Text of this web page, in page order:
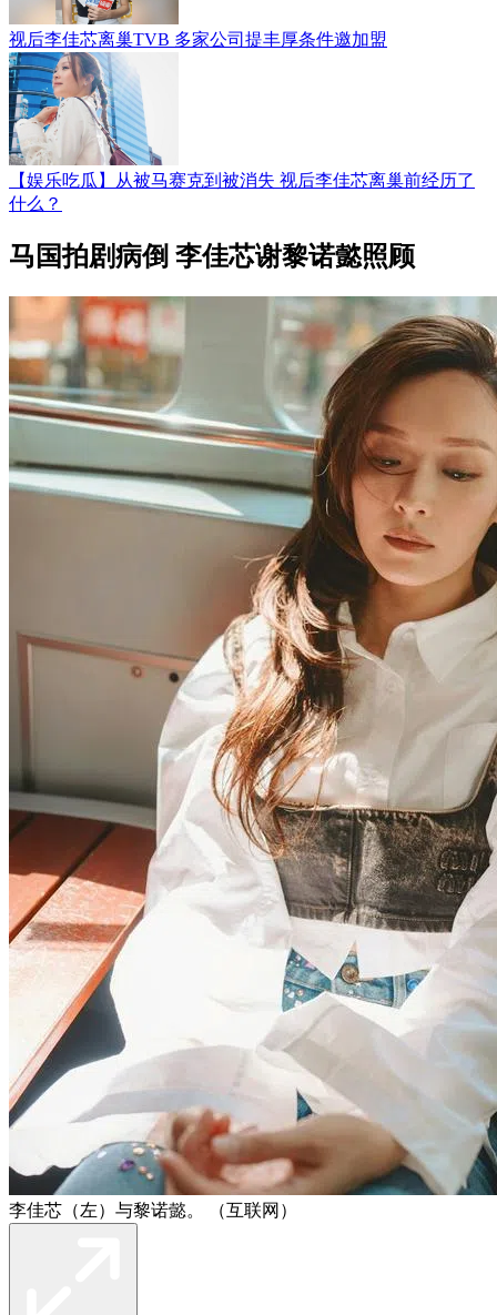
视后李佳芯离巢TVB 多家公司提丰厚条件邀加盟
【娱乐吃瓜】从被马赛克到被消失 视后李佳芯离巢前经历了
什么？
马国拍剧病倒 李佳芯谢黎诺懿照顾
李佳芯（左）与黎诺懿。 （互联网）